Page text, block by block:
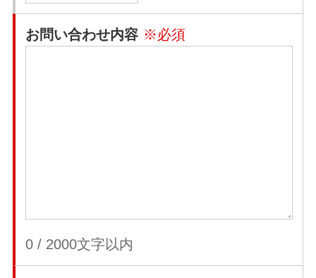
お問い合わせ内容 ※必須
0 / 2000文字以内